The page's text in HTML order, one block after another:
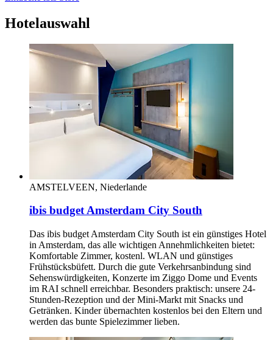
Hotelauswahl
AMSTELVEEN, Niederlande
ibis budget Amsterdam City South
Das ibis budget Amsterdam City South ist ein günstiges Hotel
in Amsterdam, das alle wichtigen Annehmlichkeiten bietet:
Komfortable Zimmer, kostenl. WLAN und günstiges
Frühstücksbüfett. Durch die gute Verkehrsanbindung sind
Sehenswürdigkeiten, Konzerte im Ziggo Dome und Events
im RAI schnell erreichbar. Besonders praktisch: unsere 24-
Stunden-Rezeption und der Mini-Markt mit Snacks und
Getränken. Kinder übernachten kostenlos bei den Eltern und
werden das bunte Spielezimmer lieben.